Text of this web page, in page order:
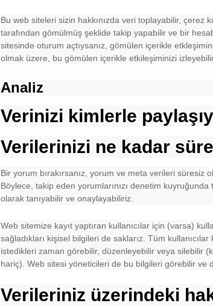
Bu web siteleri sizin hakkınızda veri toplayabilir, çerez
tarafından gömülmüş şeklide takip yapabilir ve bir
sitesinde oturum açtıysanız, gömülen içerikle
olmak üzere, bu gömülen içerikle etkileşiminizi
Analiz
Verinizi kimlerle
Verilerinizi ne kadar
Bir yorum bırakırsanız, yorum ve meta verileri süresiz
Böylece, takip eden yorumlarınızı denetim
olarak tanıyabilir ve onaylayabiliriz.
Web sitemize kayıt yaptıran kullanıcılar için (varsa)
sağladıkları kişisel bilgileri de saklarız. Tüm
istedikleri zaman görebilir, düzenleyebilir veya silebilir
hariç). Web sitesi yöneticileri de bu bilgileri görebilir ve
Verileriniz üzerindeki